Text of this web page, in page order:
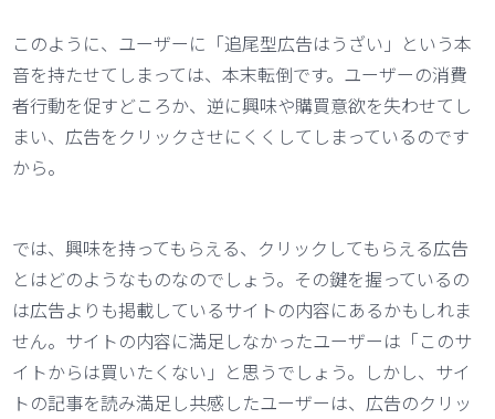
このように、ユーザーに「追尾型広告はうざい」という本
音を持たせてしまっては、本末転倒です。ユーザーの消費
者行動を促すどころか、逆に興味や購買意欲を失わせてし
まい、広告をクリックさせにくくしてしまっているのです
から。
では、興味を持ってもらえる、クリックしてもらえる広告
とはどのようなものなのでしょう。その鍵を握っているの
は広告よりも掲載しているサイトの内容にあるかもしれま
せん。サイトの内容に満足しなかったユーザーは「このサ
イトからは買いたくない」と思うでしょう。しかし、サイ
トの記事を読み満足し共感したユーザーは、広告のクリッ